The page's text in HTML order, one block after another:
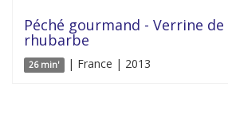
Péché gourmand - Verrine
rhubarbe
26 min' | France | 2013